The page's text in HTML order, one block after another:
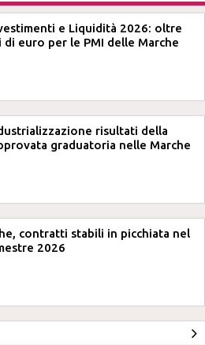
e Liquidità 2026: oltre
di euro per le PMI delle Marche
risultati della
graduatoria nelle Marche
contratti stabili in picchiata nel
2026